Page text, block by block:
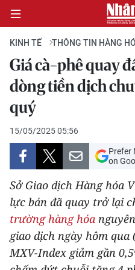
CHÍNH TRỊ
KINH TẾ
VĂN HÓA
XÃ HỘI
PHÁP LUẬT
DU LỊCH
THẾ GIỚI
KINH TẾ THÔNG TIN HÀNG
Giá cà-phê quay
dòng tiền dịch
quý
15/05/2025 05:56
Prefer
on
Sở Giao dịch Hàng hóa
lực bán đã quay trở lại
trường hàng hóa
giao dịch ngày hôm qua
MXV-Index giảm gần